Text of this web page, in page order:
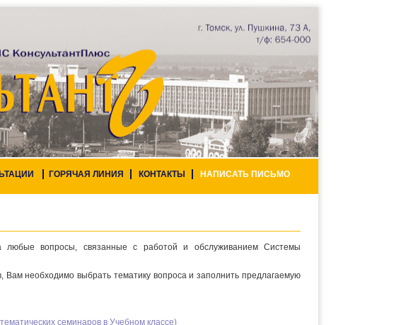
ГОРЯЧАЯ ЛИНИЯ КОНТАКТЫ НАПИСАТЬ ПИСЬМО
любые вопросы, связанные с работой и обслуживанием Системы
необходимо выбрать тематику вопроса и заполнить предлагаемую
семинаров в Учебном классе)